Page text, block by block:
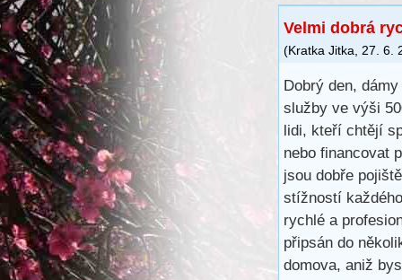
Velmi dobrá
(Kratka Jitka 27. 6.
Dobrý den,
služby ve výši
lidi, kteří chtějí
nebo financovat
jsou dobře
stížností
rychlé a
připsán do
domova, aniž